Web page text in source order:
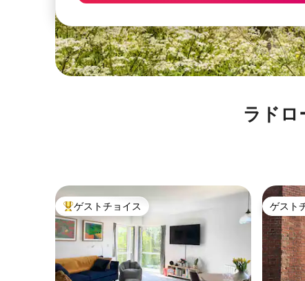
ラドロ
大好評のゲストチョイスです。
ゲストチョイス ゲスト
ゲスト